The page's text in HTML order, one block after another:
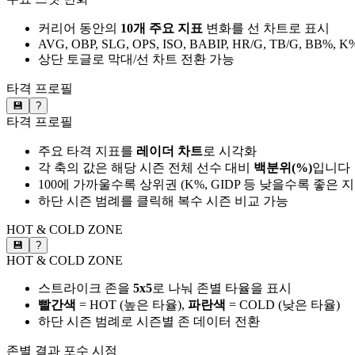
커리어 동안의 10개 주요 지표 변화를 선 차트로 표시
AVG, OBP, SLG, OPS, ISO, BABIP, HR/G, TB/G, BB%,
상단 토글로 막대/선 차트 전환 가능
타격 프로필
💾 ?
타격 프로필
주요 타격 지표를 레이더 차트로 시각화
각 축의 값은 해당 시즌 전체 선수 대비 백분위(%)입니다
100에 가까울수록 상위권 (K%, GIDP 등 낮을수록 좋은
하단 시즌 범례를 클릭해 복수 시즌 비교 가능
HOT & COLD ZONE
💾 ?
HOT & COLD ZONE
스트라이크 존을 5x5로 나눠 존별 타율을 표시
빨간색 = HOT (높은 타율), 파란색 = COLD (낮은 타율)
하단 시즌 범례로 시즌별 존 데이터 전환
존별 결과 포수 시점